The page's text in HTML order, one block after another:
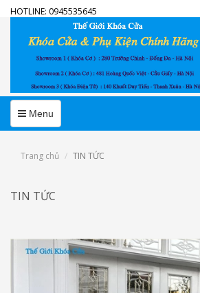
HOTLINE: 0945535645
MenuMenu
Trang chủ TIN TỨC
TIN TỨC